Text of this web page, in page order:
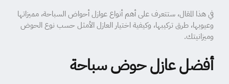
في هذا المقال، ستتعرف على أهم أنواع عوازل أحواض السباحة، مميزاتها
وعيوبها، طرق تركيبها، وكيفية اختيار العازل الأمثل حسب نوع الحوض
وميزانيتك.
أفضل عازل حوض سباحة